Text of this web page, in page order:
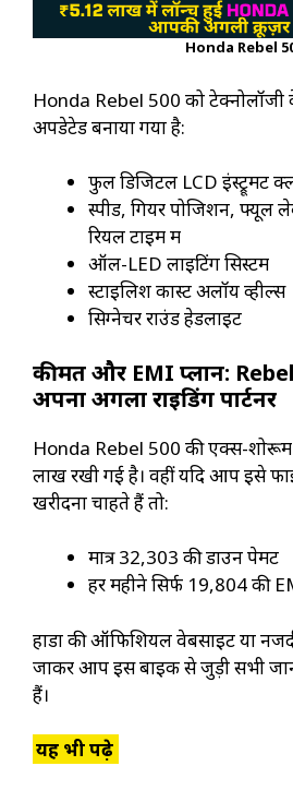
Honda Rebel
Honda Rebel 500 को टेक्नोलॉजी
अपडेटेड बनाया गया है:
फुल डिजिटल LCD इंस्ट्रूमेंट
स्पीड, गियर पोजिशन, फ्यूल
रियल टाइम में
ऑल-LED लाइटिंग सिस्टम
स्टाइलिश कास्ट अलॉय व्हील्स
सिग्नेचर राउंड हेडलाइट
कीमत और EMI प्लान:
अपना अगला राइडिंग पार्टनर
Honda Rebel 500 की एक्स-शोरूम
लाख रखी गई है। वहीं यदि आप इसे
खरीदना चाहते हैं तो:
मात्र ₹32,303 की डाउन पेमेंट
हर महीने सिर्फ ₹19,804 की
होंडा की ऑफिशियल वेबसाइट या
जाकर आप इस बाइक से जुड़ी सभी
हैं।
यह भी पढ़े